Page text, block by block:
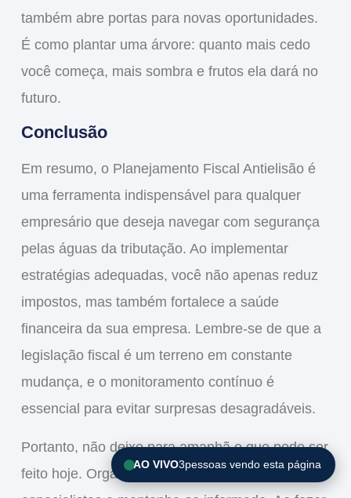
também abre portas para novas oportunidades.
É como plantar uma árvore: quanto mais cedo
você começa, mais sombra e frutos ela dará no
futuro.
Conclusão
Em resumo, o Planejamento Fiscal Antielisãoé
uma ferramenta indispensável para qualquer
empresário que deseja navegar com segurança
pelas águas da tributação. Ao implementar
estratégias adequadas, você não apenas reduz
impostos, mas também fortalece a saúde
financeirada sua empresa. Lembre-se de que a
legislação fiscal é um terreno em constante
mudança, e o monitoramento contínuoé
essencial para evitar surpresas desagradáveis.
Portanto, não deixe para amanhã o que pode ser
feito hoje. Organize suas finanças,consulte
AO VIVO3pessoas vendo esta página